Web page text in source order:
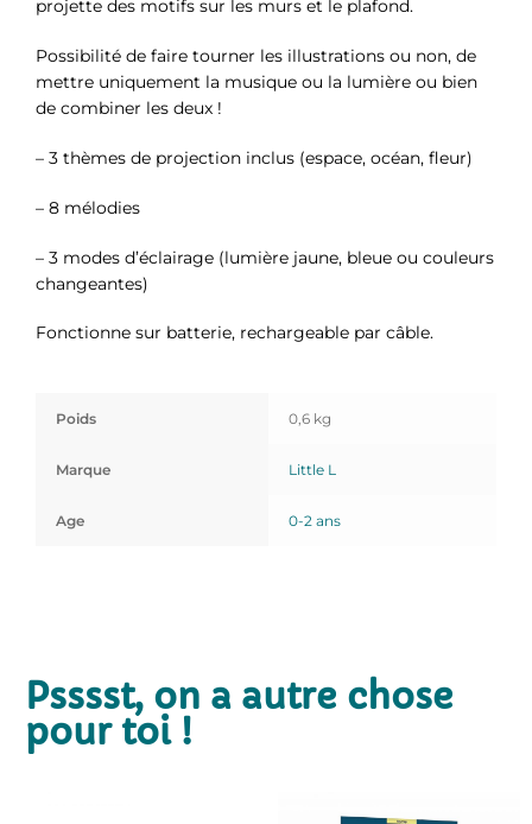
projette des motifs sur les murs et le plafond.
Possibilité de faire tourner les illustrations ou non, de
mettre uniquement la musique ou la lumière ou bien
de combiner les deux !
– 3 thèmes de projection inclus (espace, océan, fleur)
– 8 mélodies
– 3 modes d’éclairage (lumière jaune, bleue ou couleurs
changeantes)
Fonctionne sur batterie, rechargeable par câble.
Poids 0,6 kg
Marque Little L
Age 0-2 ans
Psssst, on a autre chose
pour toi !